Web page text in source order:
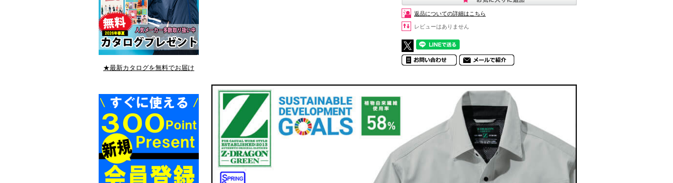
返品についての詳細はこちら
レビューはありません
★最新カタログを無料でお届け